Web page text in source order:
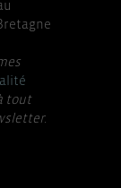
tout